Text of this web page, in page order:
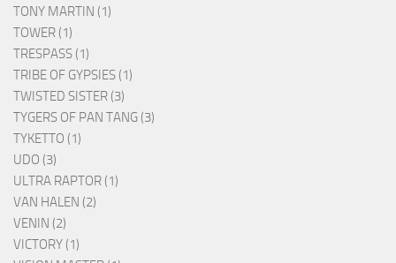
TONY MARTIN (1)
TOWER (1)
TRESPASS (1)
TRIBE OF GYPSIES (1)
TWISTED SISTER (3)
TYGERS OF PAN TANG (3)
TYKETTO (1)
UDO (3)
ULTRA RAPTOR (1)
VAN HALEN (2)
VENIN (2)
VICTORY (1)